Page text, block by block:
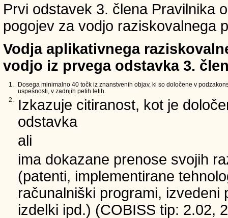
Prvi odstavek 3. člena Pravilnika
pogojev za vodjo raziskovalnega
Vodja aplikativnega
vodjo iz prvega odstavka 3.
1.
Dosega minimalno 40 točk iz znanstvenih objav, ki so določene v
uspešnosti, v zadnjih petih letih.
2.
Izkazuje citiranost, kot je
odstavka
ali
ima dokazane prenose svojih
(patenti, implementirane
računalniški programi, izvedeni
izdelki ipd.) (COBISS tip: 2.02,